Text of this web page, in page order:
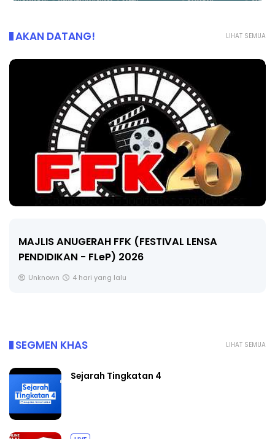
LIHAT SEMUA
AKAN DATANG!
🔴 [LIVE] MATEMATIK SR, WANG TAHUN 6 OLEH
CIKGU ANITA #ALLINONE #141 #...
LIHAT SEMUA
SEGMEN KHAS
Sejarah Tingkatan 4